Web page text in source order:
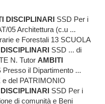
DISCIPLINARI SSD Per i
05 Architettura (c.u ...
e Forestali 13 SCUOLA
DISCIPLINARI SSD ... di
N. Tutor AMBITI
Presso il Dipartimento ...
del PATRIMONIO
DISCIPLINARI SSD Per i
di comunità e Beni